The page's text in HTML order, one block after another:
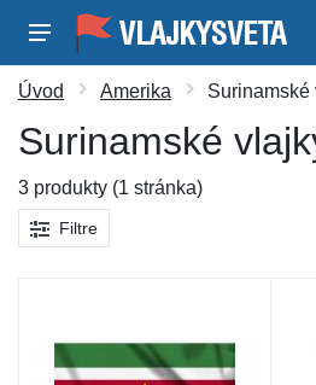
Úvod Amerika Surinamské
Surinamské
3 produkty (1 stránka)
Filtre